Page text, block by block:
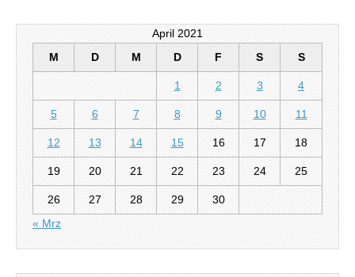
April 2021
M
D M D F S S
1 2 3 4
5 6 7 8 9 10 11
12 13 14 15 16 17 18
19 20 21 22 23 24 25
26 27 28 29
30
« Mrz